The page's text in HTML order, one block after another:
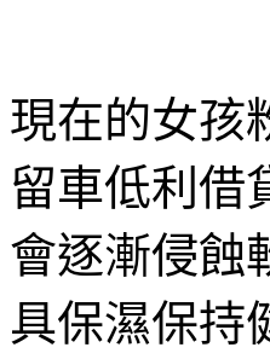
台
北
花
店
助
圍
雲
現在的女孩
留車低利借
會逐漸侵蝕
具保濕保持